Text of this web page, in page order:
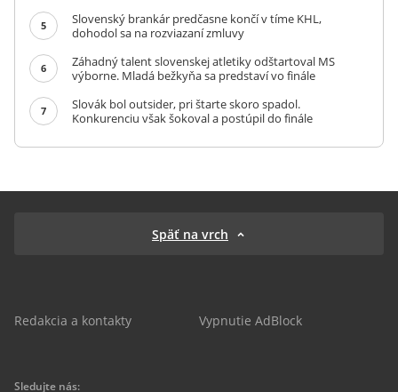
5
Slovenský brankár predčasne končí v tíme KHL,
dohodol sa na rozviazaní zmluvy
6
Záhadný talent slovenskej atletiky odštartoval MS
výborne. Mladá bežkyňa sa predstaví vo finále
7
Slovák bol outsider, pri štarte skoro spadol.
Konkurenciu však šokoval a postúpil do finále
Späť na vrch
Redakcia a kontakty Vypnutie AdBlock
Sledujte nás: